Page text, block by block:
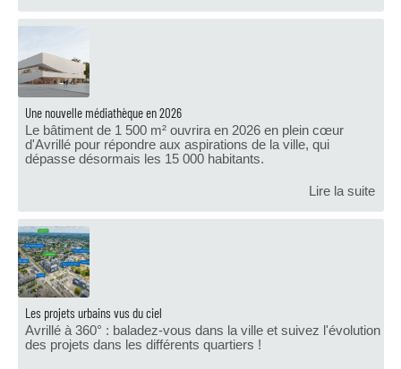
Une nouvelle médiathèque en 2026
Le bâtiment de 1 500 m² ouvrira en 2026 en plein cœur
d'Avrillé pour répondre aux aspirations de la ville, qui
dépasse désormais les 15 000 habitants.
Lire la suite
Les projets urbains vus du ciel
Avrillé à 360° : baladez-vous dans la ville et suivez l'évolution
des projets dans les différents quartiers !